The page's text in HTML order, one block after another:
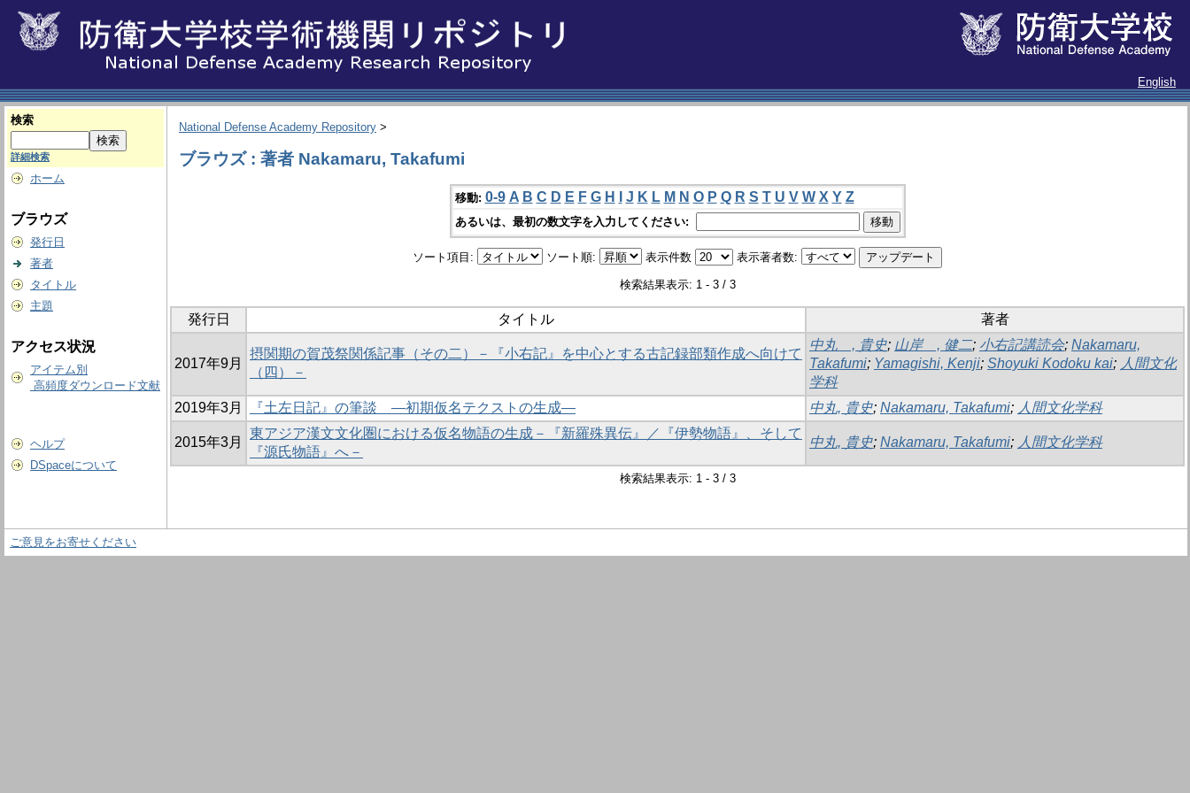
English
検索
詳細検索
ホーム
ブラウズ
発行日
著者
タイトル
主題
アクセス状況
アイテム別
高頻度ダウンロード文献
ヘルプ
DSpaceについて
National Defense Academy Repository >
ブラウズ : 著者 Nakamaru, Takafumi
移動: 0-9 A B C D E F G H J K L M N O P Q R S T U V W X Y Z
あるいは、最初の数文字を入力してください:
ソート項目: ソート順: 表示件数 表示著者数:
検索結果表示: 1 - 3 / 3
発行日 タイトル 著者
2017年9月
摂関期の賀茂祭関係記事（その二）－『小右記』を中心とする古記録部類作成へ向けて
（四）－
中丸 , 貴史; 山岸 , 健二; 小右記講読会; Nakamaru,
Takafumi; Yamagishi, Kenji; Shoyuki Kodoku kai; 人間文化
学科
2019年3月
『土左日記』の筆談 ―初期仮名テクストの生成― 中丸, 貴史; Nakamaru, Takafumi; 人間文化学科
2015年3月
東アジア漢文文化圏における仮名物語の生成－『新羅殊異伝』／『伊勢物語』、そして
『源氏物語』へ－
中丸, 貴史; Nakamaru, Takafumi; 人間文化学科
検索結果表示: 1 - 3 / 3
ご意見をお寄せください